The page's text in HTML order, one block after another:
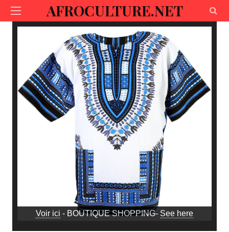
AFROCULTURE.NET
Voir ici - BOUTIQUE SHOPPING- See here